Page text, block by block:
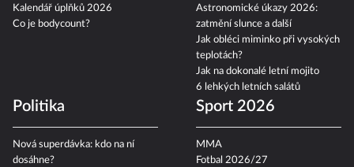
Kalendář úplňků 2026
Co je bodycount?
Astronomické úkazy 2026:
zatmění slunce a další
Jak obléci miminko při vysokých
teplotách?
Jak na dokonalé letní mojito
6 lehkých letních salátů
Politika
Nová superdávka: kdo na ní
dosáhne?
Sport 2026
MMA
Fotbal 2026/27